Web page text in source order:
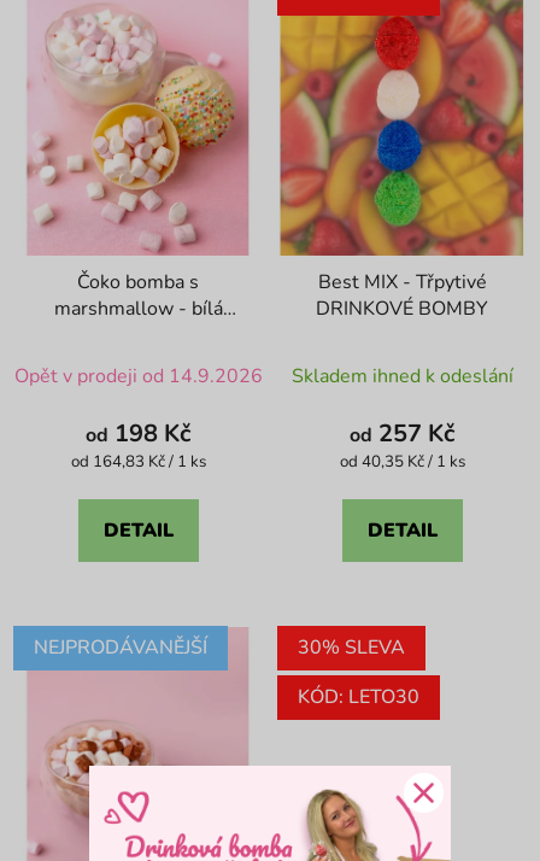
Čoko bomba s
marshmallow - bílá
hodnocení
produktu
je
z
Opět v prodeji od 14.9.2026
od 198 Kč
Měrná
od 164,83 Kč / 1 ks
DETAIL
Best MIX - Třpytivé
DRINKOVÉ BOMBY
hodnocení
produktu
je
z
Skladem ihned k odeslání
od 257 Kč
Měrná
od 40,35 Kč / 1 ks
DETAIL
NEJPRODÁVANĚJŠÍ
30% SLEVA
KÓD: LETO30